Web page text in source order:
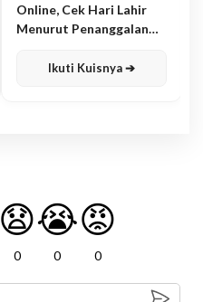
Online, Cek Hari Lahir
Menurut Penanggalan
Ikuti Kuisnya ➔
😧
0
😭
0
😡
0